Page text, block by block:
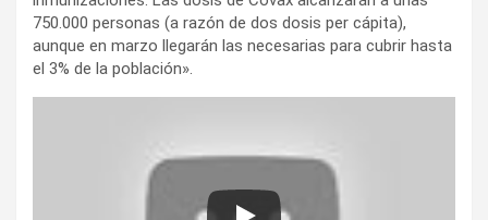
750.000 personas (a razón de dos dosis per cápita),
aunque en marzo llegarán las necesarias para cubrir hasta
el 3% de la población».